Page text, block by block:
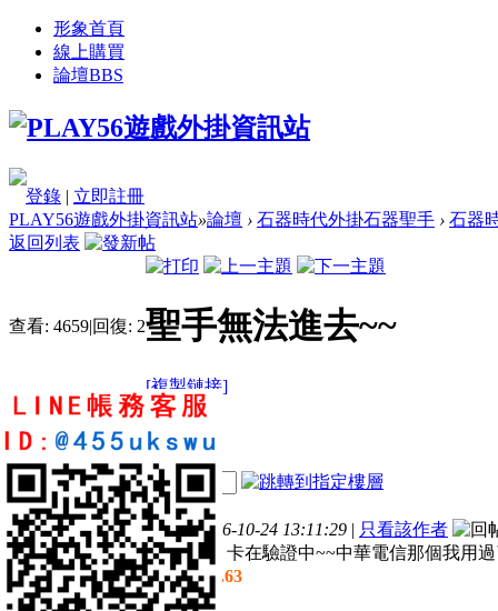
形象首頁
線上購買
論壇BBS
登錄 | 立即註冊
PLAY56遊戲外掛資訊站»論壇 › 石器時代外掛石器聖手 › 石器
返回列表
查看: 4659|回復: 2聖手無法進去~~
[複製鏈接]
eric5404
5
主題
9
帖子
107
積分
註冊會員
電梯直達
樓主
發表於 2016-10-24 13:11:29 | 只看該作者
聖手無法進去 卡在驗證中~~中華電信那個我用
IP為36.238.69.63